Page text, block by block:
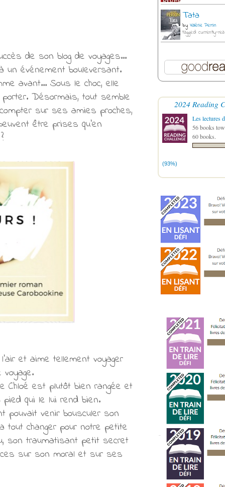
de son blog de voyages...
un événement bouleversant.
avant... Sous le choc, elle
Désormais, tout semble
sur ses amies proches,
être prises qu'en
et aime tellement voyager
est plutôt bien rangée et
qui le lui rend bien.
pouvait venir bousculer son
tout changer pour notre petite
son traumatisant petit secret
sur son moral et sur ses
Tata
by Valérie Perrin
tagged: currently-
2024 Reading
Les lectures
56 books
60 books.
(93%)